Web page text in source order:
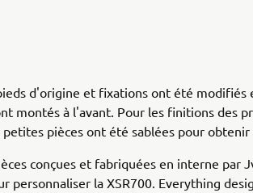
d'origine et fixations ont été modifiés
montés à l'avant. Pour les finitions des
pièces ont été sablées pour
conçues et fabriquées en interne par
personnaliser la XSR700. Everything